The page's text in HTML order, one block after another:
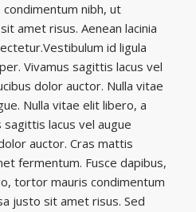
nibh, ut
amet risus. Aenean lacinia
id ligula
Vivamus sagittis lacus vel
dolor auctor. Nulla vitae
Nulla vitae elit libero, a
lacus vel augue
auctor. Cras mattis
fermentum. Fusce dapibus,
tortor mauris condimentum
justo sit amet risus. Sed